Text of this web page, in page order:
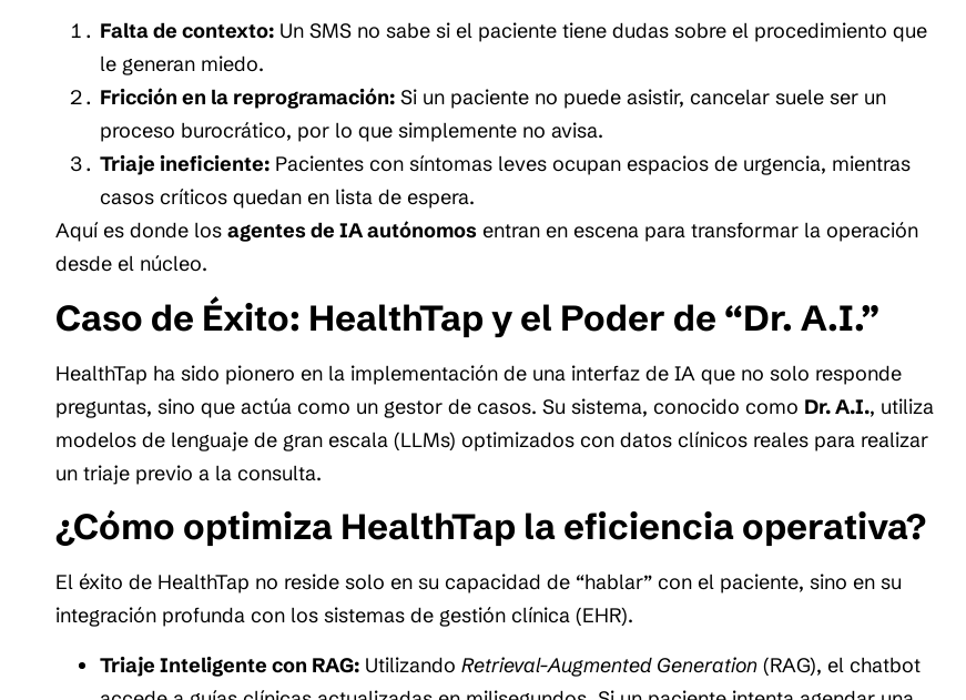
Falta de contexto: Un SMS no sabe si el paciente tiene dudas sobre el procedimiento que
le generan miedo.
Fricción en la reprogramación: Si un paciente no puede asistir, cancelar suele ser un
proceso burocrático, por lo que simplemente no avisa.
Triaje ineficiente: Pacientes con síntomas leves ocupan espacios de urgencia, mientras
casos críticos quedan en lista de espera.
Aquí es donde los agentes de IA autónomos entran en escena para transformar la operación
desde el núcleo.
Caso de Éxito: HealthTap y el Poder de “Dr. A.I.”
HealthTap ha sido pionero en la implementación de una interfaz de IA que no solo responde
preguntas, sino que actúa como un gestor de casos. Su sistema, conocido como Dr. A.I., utiliza
modelos de lenguaje de gran escala (LLMs) optimizados con datos clínicos reales para realizar
un triaje previo a la consulta.
¿Cómo optimiza HealthTap la eficiencia operativa?
El éxito de HealthTap no reside solo en su capacidad de “hablar” con el paciente, sino en su
integración profunda con los sistemas de gestión clínica (EHR).
Triaje Inteligente con RAG: Utilizando Retrieval-Augmented Generation (RAG), el chatbot